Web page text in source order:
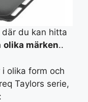
där du kan hitta
olika märken..
olika form och
Taylors serie,